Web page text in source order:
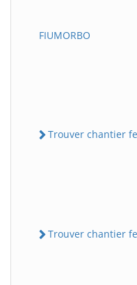
FIUMORBO
Trouver chantier
Trouver chantier